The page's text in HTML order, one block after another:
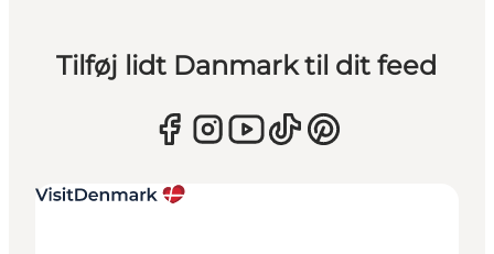
Tilføj lidt Danmark til dit feed